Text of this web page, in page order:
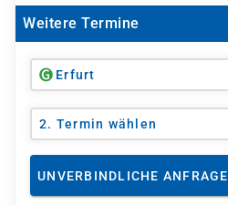
Weitere Termine
Erfurt
2. Termin wählen
UNVERBINDLICHE ANFRAGE